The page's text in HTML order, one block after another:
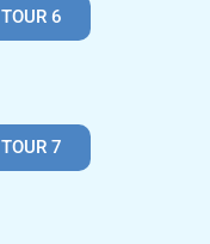
TOUR 6
TOUR 7